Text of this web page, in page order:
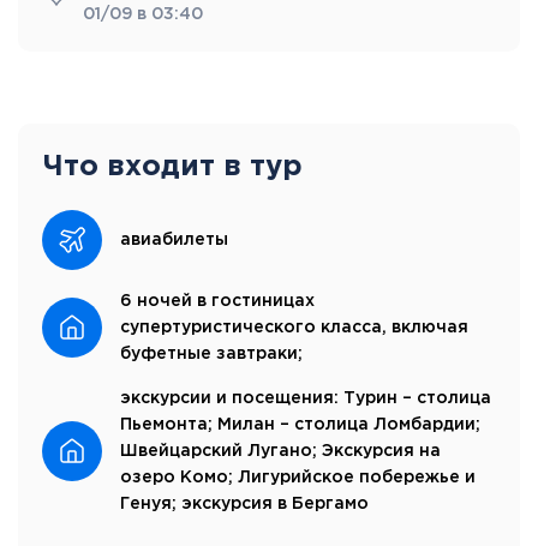
01/09 в 03:40
Что входит в тур
авиабилеты
6 ночей в гостиницах
супертуристического класса, включая
буфетные завтраки;
экскурсии и посещения: Турин – столица
Пьемонта; Милан – столица Ломбардии;
Швейцарский Лугано; Экскурсия на
озеро Комо; Лигурийское побережье и
Генуя; экскурсия в Бергамо